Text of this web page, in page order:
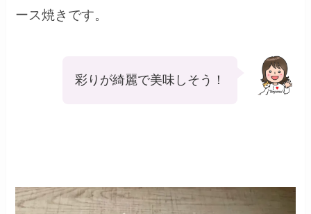
ース焼きです。
彩りが綺麗で美味しそう！